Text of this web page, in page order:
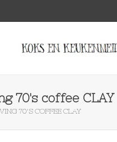
70's coffee CLAY
70'S COFFEE CLAY